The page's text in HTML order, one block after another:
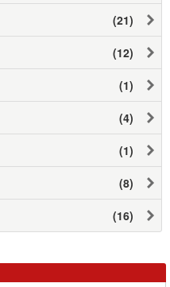
(21)
(12)
(1)
(4)
(1)
(8)
(16)